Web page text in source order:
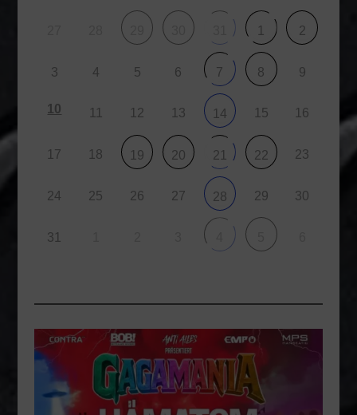
1 2
3 4 5 6 7 8 9
10 11 12 13 14 15 16
17 18 19 20 21 22 23
24 25 26 27 28 29 30
31